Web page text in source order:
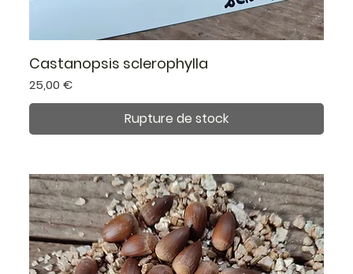
Castanopsis sclerophylla
Prix
25,00 €
Rupture de stock